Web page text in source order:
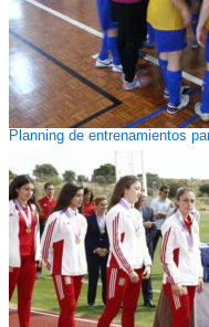
Planning de entrenamientos